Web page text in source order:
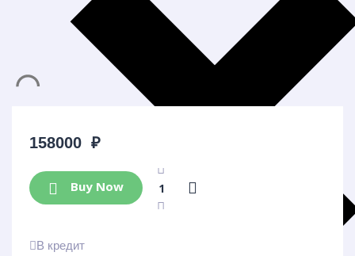
158000 ₽
Buy Now
В кредит